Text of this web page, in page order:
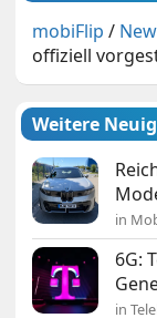
mobiFlip /
offiziell
Weitere
in
6G:
in